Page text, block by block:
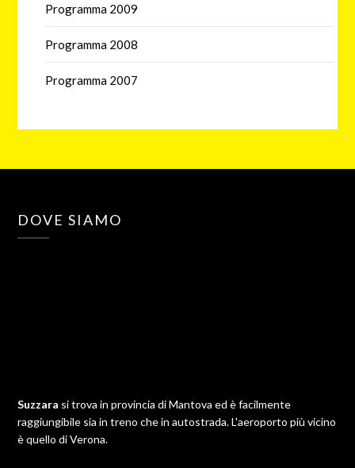
Programma 2009
Programma 2008
Programma 2007
DOVE SIAMO
Suzzara si trova in provincia di Mantova ed è facilmente
raggiungibile sia in treno che in autostrada. L'aeroporto più vicino
è quello di Verona.